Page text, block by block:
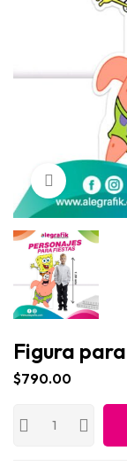
Click
Figura
$790.00